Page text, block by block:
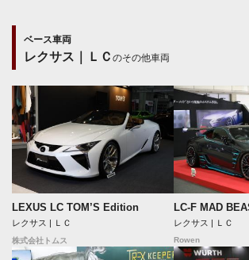
ベース車両
レクサス｜ＬＣ のその他車両
LEXUS LC TOM’S Edition
レクサス | ＬＣ
株式会社トムス
LC-F MAD
レクサス | ＬＣ
Rowen